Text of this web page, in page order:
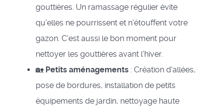
gouttières. Un ramassage régulier évite
qu'elles ne pourrissent et n'étouffent votre
gazon. C'est aussi le bon moment pour
nettoyer les gouttières avant l'hiver.
🏡 Petits aménagements : Création d'allées,
pose de bordures, installation de petits
équipements de jardin, nettoyage haute